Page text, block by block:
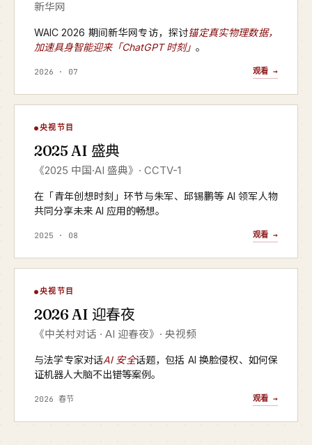
新华网
WAIC 2026 期间新华网专访，探讨锚定真实物理数据，
加速具身智能迎来「ChatGPT 时刻」 。
2026 · 07 观看 →
AI 盛典
CCTV-1 · 2025 年度
央视节目
2025 AI 盛典
《2025 中国·AI 盛典》· CCTV-1
在「青年创想时刻」环节与朱军、邱锡鹏等 AI 领军人物
共同分享未来 AI 应用的畅想。
2025 · 08 观看 →
AI 迎春夜
央视频 · 2026
央视节目
2026 AI 迎春夜
《中关村对话 · AI 迎春夜》· 央视频
与法学专家对话AI 安全话题，包括 AI 换脸侵权、如何保
证机器人大脑不出错等案例。
2026 春节 观看 →